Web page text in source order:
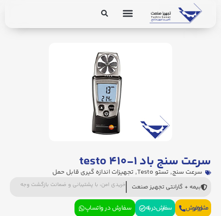
سرعت سنج باد testo ۴۱۰-۱
سرعت سنج, تستو Testo , تجهیزات اندازه گیری قابل حمل
بیمه + گارانتی تجهیز صنعت خریدی امن، با پشتیبانی و ضمانت بازگشت وجه
مشاوره فروش سفارش در بله سفارش در واتساپ